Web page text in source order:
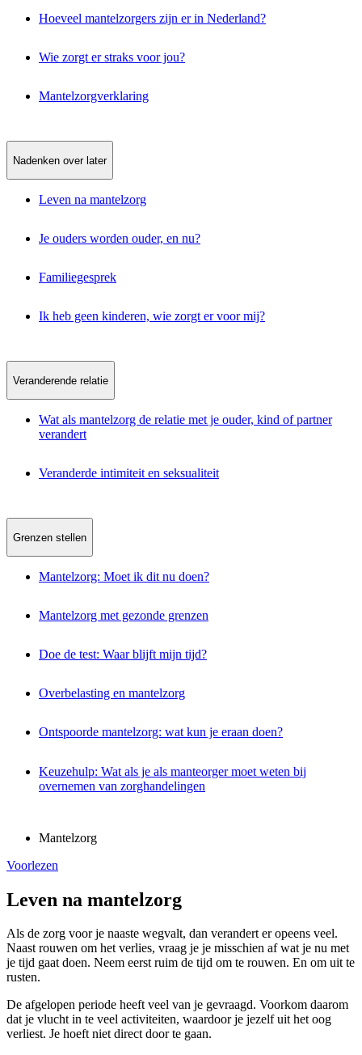
Hoeveel mantelzorgers zijn er in Nederland?
Wie zorgt er straks voor jou?
Mantelzorgverklaring
Nadenken over later
Leven na mantelzorg
Je ouders worden ouder, en nu?
Familiegesprek
Ik heb geen kinderen, wie zorgt er voor mij?
Veranderende relatie
Wat als mantelzorg de relatie met je ouder, kind of partner
verandert
Veranderde intimiteit en seksualiteit
Grenzen stellen
Mantelzorg: Moet ik dit nu doen?
Mantelzorg met gezonde grenzen
Doe de test: Waar blijft mijn tijd?
Overbelasting en mantelzorg
Ontspoorde mantelzorg: wat kun je eraan doen?
Keuzehulp: Wat als je als manteorger moet weten bij
overnemen van zorghandelingen
Mantelzorg
Voorlezen
Leven na mantelzorg
Als de zorg voor je naaste wegvalt, dan verandert er opeens veel.
Naast rouwen om het verlies, vraag je je misschien af wat je nu met
je tijd gaat doen. Neem eerst ruim de tijd om te rouwen. En om uit te
rusten.
De afgelopen periode heeft veel van je gevraagd. Voorkom daarom
dat je vlucht in te veel activiteiten, waardoor je jezelf uit het oog
verliest. Je hoeft niet direct door te gaan.